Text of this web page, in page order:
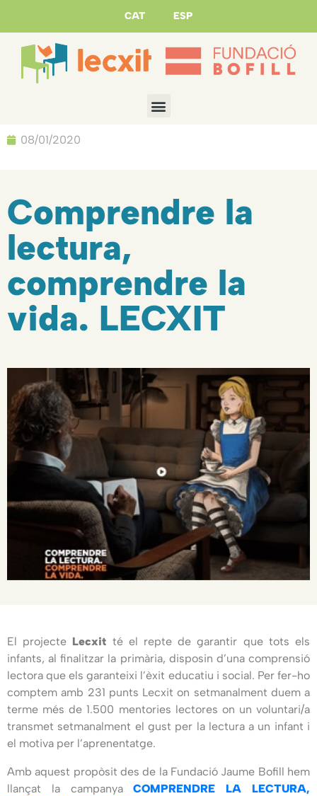
CAT ESP
08/01/2020
Comprendre la
lectura,
comprendre la
vida. LECXIT
El projecte Lecxit té el repte de garantir que tots els
infants, al finalitzar la primària, disposin d’una comprensió
lectora que els garanteixi l’èxit educatiu i social. Per fer-ho
comptem amb 231 punts Lecxit on setmanalment duem a
terme més de 1.500 mentories lectores on un voluntari/a
transmet setmanalment el gust per la lectura a un infant i
el motiva per l’aprenentatge.
Amb aquest propòsit des de la Fundació Jaume Bofill hem
llançat la campanyaCOMPRENDRE LA LECTURA,